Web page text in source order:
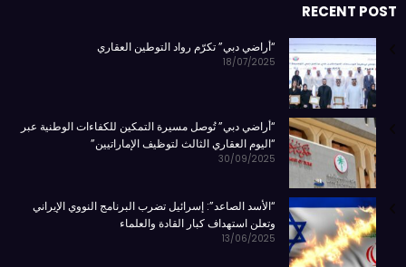
RECENT POST
“أراضي دبي” تكرّم رواد التوطين العقاري
18/07/2025
“أراضي دبي” تُوصل مسيرة التمكين للكفاءات الوطنية عبر
“اليوم العقاري الثالث لتوظيف الإماراتيين”
30/09/2025
“الأسد الصاعد”: إسرائيل تضرب البرنامج النووي الإيراني
وتعلن استهداف كبار القادة والعلماء
13/06/2025